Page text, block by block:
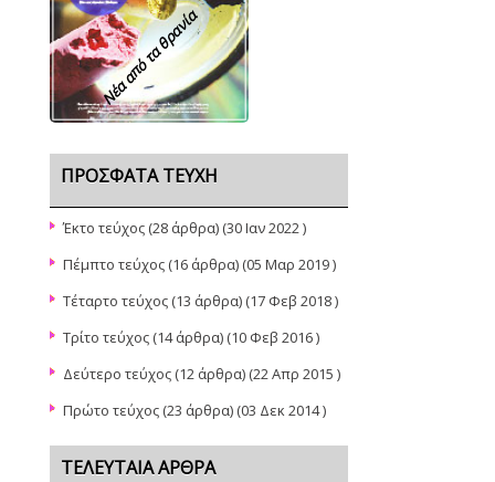
Νέα από τα θρανία
ΠΡΌΣΦΑΤΑ ΤΕΎΧΗ
Έκτο τεύχος (28 άρθρα) (30 Ιαν 2022 )
Πέμπτο τεύχος (16 άρθρα) (05 Μαρ 2019 )
Τέταρτο τεύχος (13 άρθρα) (17 Φεβ 2018 )
Τρίτο τεύχος (14 άρθρα) (10 Φεβ 2016 )
Δεύτερο τεύχος (12 άρθρα) (22 Απρ 2015 )
Πρώτο τεύχος (23 άρθρα) (03 Δεκ 2014 )
ΤΕΛΕΥΤΑΊΑ ΆΡΘΡΑ